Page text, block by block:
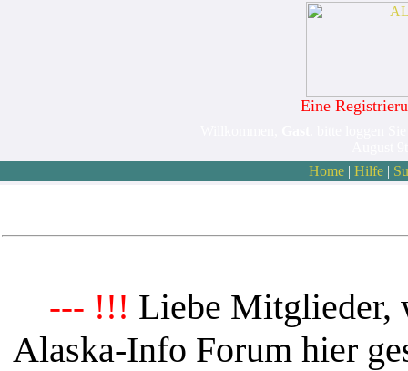
Eine
Home| Hilfe|
--- !!! Liebe Mitglieder,
Alaska-Info Forum hier